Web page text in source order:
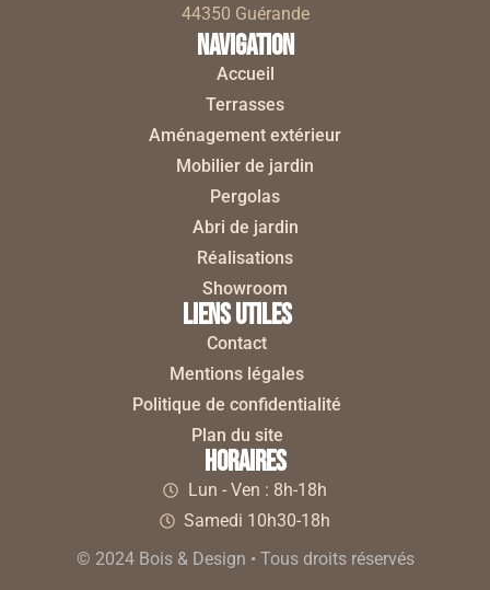
44350 Guérande
Navigation
Accueil
Terrasses
Aménagement extérieur
Mobilier de jardin
Pergolas
Abri de jardin
Réalisations
Showroom
liens utiles
Contact
Mentions légales
Politique de confidentialité
Plan du site
horaires
Lun - Ven : 8h-18h
Samedi 10h30-18h
© 2024 Bois & Design • Tous droits réservés